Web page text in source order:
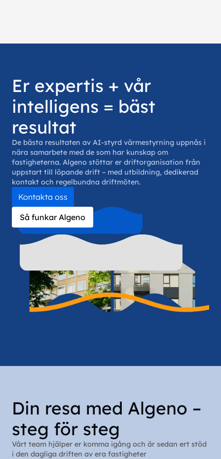
Er expertis + vår
intelligens = bäst
resultat
De bästa resultaten av AI-styrd värmestyrning uppnås i
nära samarbete med de som har kunskap om
fastigheterna. Algeno stöttar er driftorganisation från
uppstart till löpande drift – med utbildning, dedikerad
kontakt och regelbundna driftmöten.
Kontakta oss
Så funkar Algeno
Din resa med Algeno –
steg för steg
Vårt team hjälper er komma igång och är sedan ert stöd
i den dagliga driften av era fastigheter